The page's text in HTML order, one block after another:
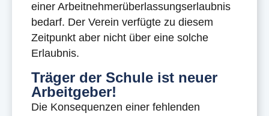
einer Arbeitnehmerüberlassungserlaubnis
bedarf. Der Verein verfügte zu diesem
Zeitpunkt aber nicht über eine solche
Erlaubnis.
Träger der Schule ist neuer
Arbeitgeber!
Die Konsequenzen einer fehlenden